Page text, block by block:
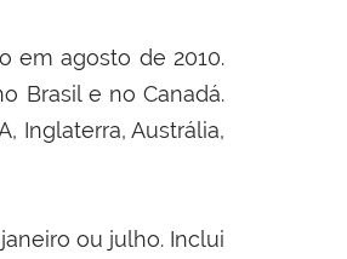
em agosto de 2010.
Brasil e no Canadá.
Inglaterra, Austrália,
ou julho. Inclui